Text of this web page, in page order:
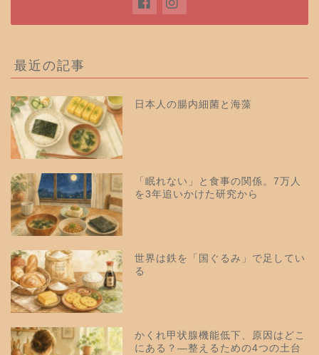
最近の記事
日本人の腸内細菌と海藻
「眠れない」と食事の関係。7万人
を3年追いかけた研究から
世界は鉄を「国ぐるみ」で足してい
る
かくれ甲状腺機能低下、原因はどこ
にある？—整えるための4つの土台